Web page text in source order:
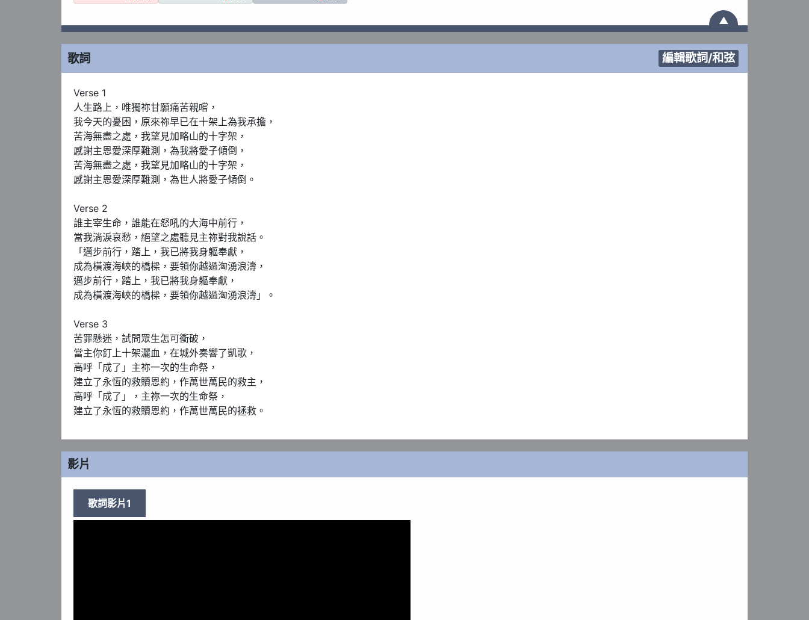
▲
歌詞 編輯歌詞/和弦
Verse 1
人生路上，唯獨祢甘願痛苦親嚐，
我今天的憂困，原來祢早已在十架上為我承擔，
苦海無盡之處，我望見加略山的十字架，
感謝主恩愛深厚難測，為我將愛子傾倒，
苦海無盡之處，我望見加略山的十字架，
感謝主恩愛深厚難測，為世人將愛子傾倒。
Verse 2
誰主宰生命，誰能在怒吼的大海中前行，
當我淌淚哀愁，絕望之處聽見主祢對我說話。
「邁步前行，踏上，我已將我身軀奉獻，
成為橫渡海峽的橋樑，要領你越過洶湧浪濤，
邁步前行，踏上，我已將我身軀奉獻，
成為橫渡海峽的橋樑，要領你越過洶湧浪濤」。
Verse 3
苦罪懸迷，試問眾生怎可衝破，
當主你釘上十架灑血，在城外奏響了凱歌，
高呼「成了」主祢一次的生命祭，
建立了永恆的救贖恩約，作萬世萬民的救主，
高呼「成了」，主祢一次的生命祭，
建立了永恆的救贖恩約，作萬世萬民的拯救。
影片
歌詞影片1